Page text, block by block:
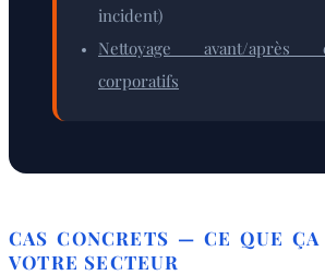
incident)
Nettoyage avant/après
corporatifs
CAS CONCRETS — CE QUE
VOTRE SECTEUR